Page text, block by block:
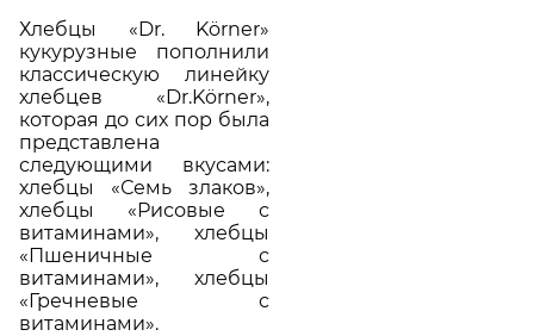
Хлебцы «Dr. Körner»
кукурузные пополнили
классическую линейку
хлебцев «Dr.Körner»,
которая до сих пор была
представлена
следующими вкусами:
хлебцы «Семь злаков»,
хлебцы «Рисовые с
витаминами», хлебцы
«Пшеничные с
витаминами», хлебцы
«Гречневые с
витаминами».